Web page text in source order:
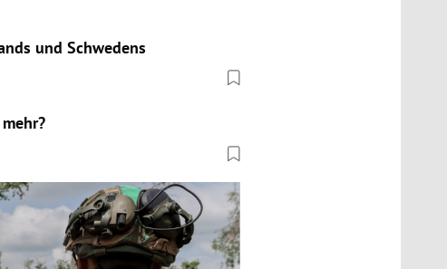
und Schwedens